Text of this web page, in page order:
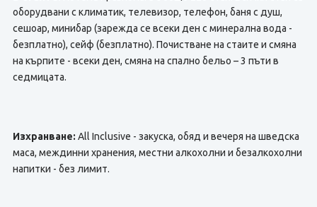
оборудвани с климатик, телевизор, телефон, баня с душ,
сешоар, минибар (зарежда се всеки ден с минерална вода -
безплатно), сейф (безплатно). Почистване на стаите и смяна
на кърпите - всеки ден, смяна на спално бельо – 3 пъти в
седмицата.
Изхранване: All Inclusive - закуска, обяд и вечеря на шведска
маса, междинни хранения, местни алкохолни и безалкохолни
напитки - без лимит.